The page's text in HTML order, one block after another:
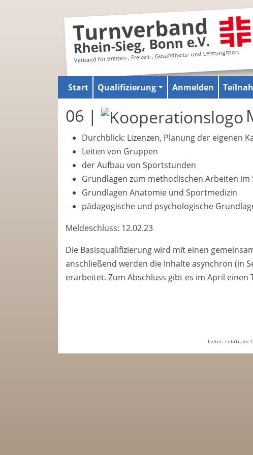
Turnverband
Rhein-Sieg, Bonn e.V.
Verband für Breiten-, Freizeit-, Gesundheits- und Leistungsport
Start Qualifizierung Anmelden
06 |
Durchblick: Lizenzen, Planung der eigenen
Leiten von Gruppen
der Aufbau von Sportstunden
Grundlagen zum methodischen Arbeiten
Grundlagen Anatomie und Sportmedizin
pädagogische und psychologische
Meldeschluss: 12.02.23
Die Basisqualifizierung wird mit einen
anschließend werden die Inhalte asynchron (in
erarbeitet. Zum Abschluss gibt es im April
Leiter: Lehrteam